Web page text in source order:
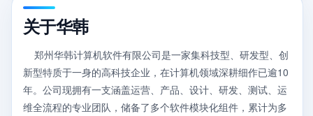
关于华韩
郑州华韩计算机软件有限公司是一家集科技型、研发型、创
新型特质于一身的高科技企业，在计算机领域深耕细作已逾10
年。公司现拥有一支涵盖运营、产品、设计、研发、测试、运
维全流程的专业团队，储备了多个软件模块化组件，累计为多